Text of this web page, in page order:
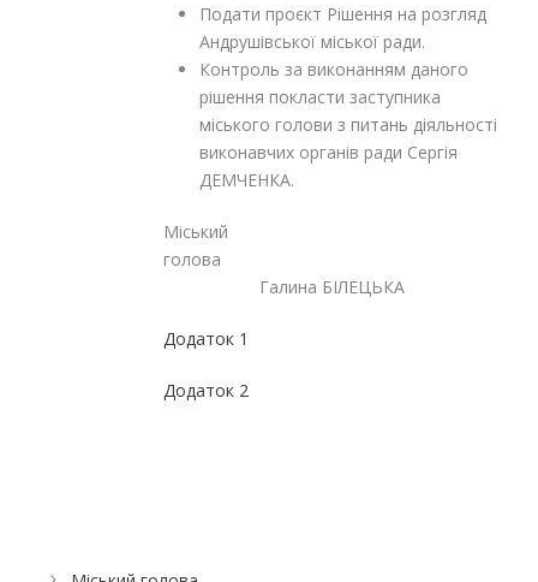
Подати проєкт Рішення на розгляд
Андрушівської міської ради.
Контроль за виконанням даного
рішення покласти заступника
міського голови з питань діяльності
виконавчих органів ради Сергія
ДЕМЧЕНКА.
Міський
Галина БІЛЕЦЬКА
Додаток 1
Додаток 2